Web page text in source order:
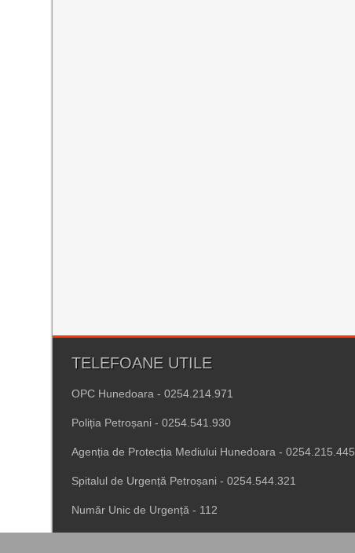
TELEFOANE UTILE
OPC Hunedoara - 0254.214.971
Poliția Petroșani - 0254.541.930
Agenția de Protecția Mediului Hunedoara - 0254.215.445
Spitalul de Urgență Petroșani - 0254.544.321
Număr Unic de Urgență - 112